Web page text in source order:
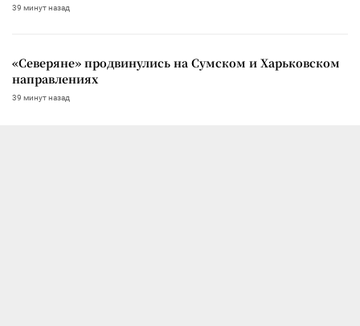
39 минут назад
«Северяне» продвинулись на Сумском и Харьковском
направлениях
39 минут назад